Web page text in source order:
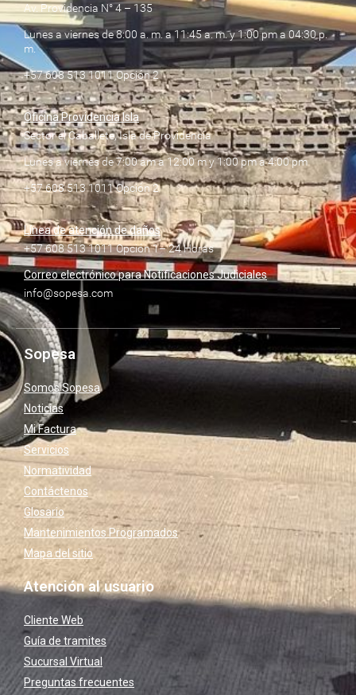
Av. Providencia N° 4 – 135
Lunes a viernes de 8:00 a. m. a 11:45 a. m. y 1:00 pm a 04:30 p.
m.
+57 608 513 1011 Opción 2
Oficina Providencia Isla
Sector el Caballete, Isla de Providencia
Lunes a viernes de 7:00 am a 12:00 m y 1:00 pm a 4:00 pm
+57 608 513 1011 Opción 2
Línea de atención de daños
+57 608 513 1011 Opción 1– 24 Horas
Correo electrónico para Notificaciones Judiciales
info@sopesa.com
Sopesa
Somos Sopesa
Noticias
Mi Factura
Servicios
Normatividad
Contáctenos
Glosario
Mantenimientos Programados
Mapa del sitio
Atención al usuario
Cliente Web
Guía de tramites
Sucursal Virtual
Preguntas frecuentes